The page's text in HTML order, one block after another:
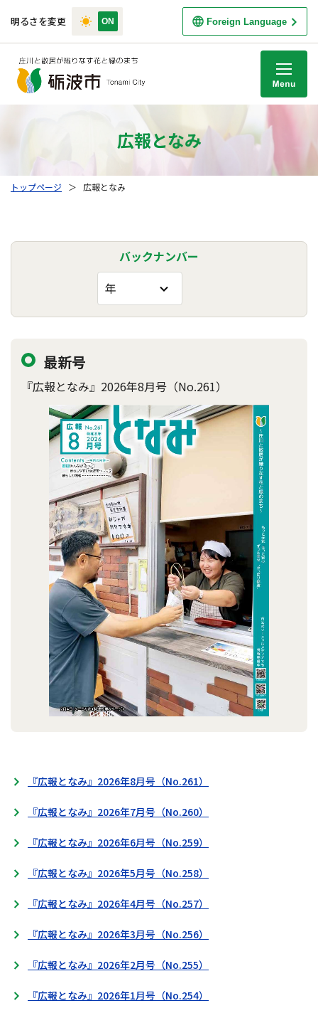
明るさを変更 Foreign Language
広報となみ
トップページ ＞ 広報となみ
バックナンバー
最新号
『広報となみ』2026年8月号（No.261）
『広報となみ』2026年8月号（No.261）
『広報となみ』2026年7月号（No.260）
『広報となみ』2026年6月号（No.259）
『広報となみ』2026年5月号（No.258）
『広報となみ』2026年4月号（No.257）
『広報となみ』2026年3月号（No.256）
『広報となみ』2026年2月号（No.255）
『広報となみ』2026年1月号（No.254）